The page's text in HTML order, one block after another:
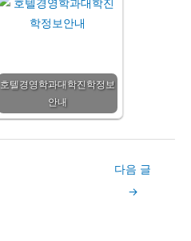
호텔경영학과대학진학정보
안내
다음 글
→